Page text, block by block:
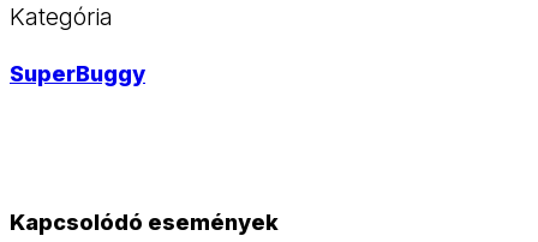
Kategória
SuperBuggy
Kapcsolódó események